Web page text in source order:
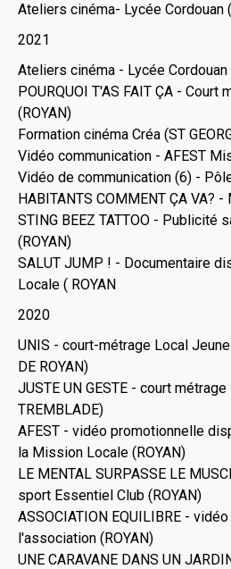
Ateliers cinéma- Lycée Cordouan
2021
Ateliers cinéma - Lycée Cordouan
POURQUOI T'AS FAIT ÇA - Court
(ROYAN)
Formation cinéma Créa (ST
Vidéo communication - AFEST
Vidéo de communication (6) -
HABITANTS COMMENT ÇA VA? -
STING BEEZ TATTOO - Publicité
(ROYAN)
SALUT JUMP ! - Documentaire
Locale ( ROYAN
2020
UNIS - court-métrage Local
DE ROYAN)
JUSTE UN GESTE - court
TREMBLADE)
AFEST - vidéo promotionnelle
la Mission Locale (ROYAN)
LE MENTAL SURPASSE LE
sport Essentiel Club (ROYAN)
ASSOCIATION EQUILIBRE -
l'association (ROYAN)
UNE CARAVANE DANS UN